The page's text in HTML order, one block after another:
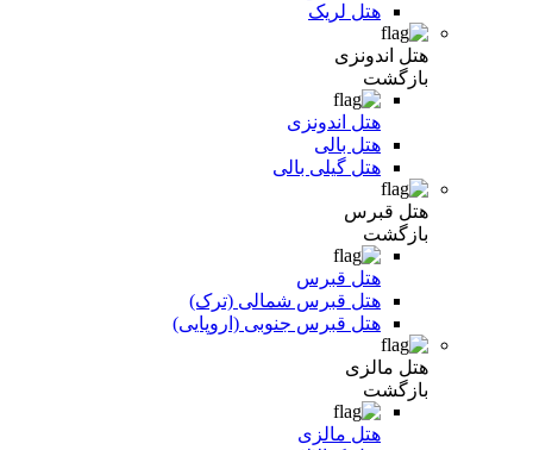
هتل لریک
هتل اندونزی
بازگشت
هتل اندونزی
هتل بالی
هتل گیلی بالی
هتل قبرس
بازگشت
هتل قبرس
هتل قبرس شمالی (ترک)
هتل قبرس جنوبی (اروپایی)
هتل مالزی
بازگشت
هتل مالزی